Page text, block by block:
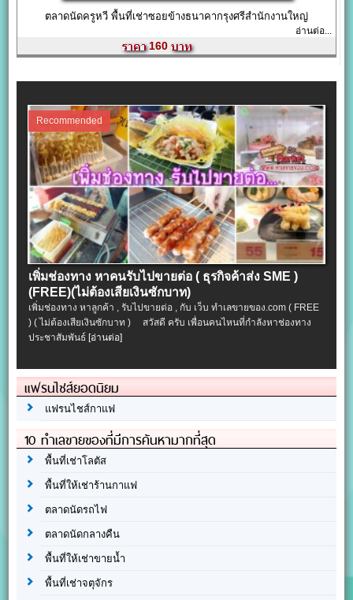
ตลาดนัดครูหวี พื้นที่เช่าซอยข้างธนาคากรุงศรีสำนักงานใหญ่
อ่านต่อ...
160
Recommended
เพิ่มช่องทาง หาคนรับไปขายต่อ ( ธุรกิจค้าส่ง SME )
(FREE)(ไม่ต้องเสียเงินซักบาท)
เพิ่มช่องทาง หาลูกค้า , รับไปขายต่อ , กับ เว็บ ทำเลขายของ.com ( FREE
) ( ไม่ต้องเสียเงินซักบาท ) สวัสดี ครับ เพื่อนคนไหนที่กำลังหาช่องทาง
ประชาสัมพันธ์[อ่านต่อ]
แฟรนไชส์ยอดนิยม
แฟรนไชส์กาแฟ
10 ทำเลขายของที่มีการค้นหามากที่สุด
พื้นที่เช่าโลตัส
พื้นที่ให้เช่าร้านกาแฟ
ตลาดนัดรถไฟ
ตลาดนัดกลางคืน
พื้นที่ให้เช่าขายน้ำ
พื้นที่เช่าจตุจักร